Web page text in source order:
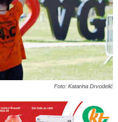
Foto: Katarina Drvodelić